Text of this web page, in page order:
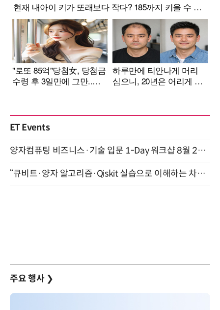
ET Events
양자컴퓨팅 비즈니스·기술 입문 1-Day 워크샵 8월 28일 개최
“큐비트·양자 알고리즘·Qiskit 실습으로 이해하는 차세대 컴퓨팅” (8/28)
주요 행사 ❯